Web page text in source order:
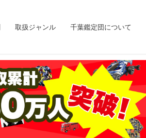
取扱ジャンル 千葉鑑定団について